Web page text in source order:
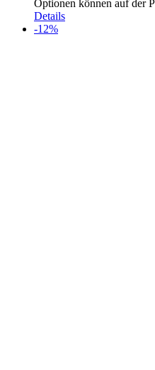
Optionen können auf der
Details
-12%